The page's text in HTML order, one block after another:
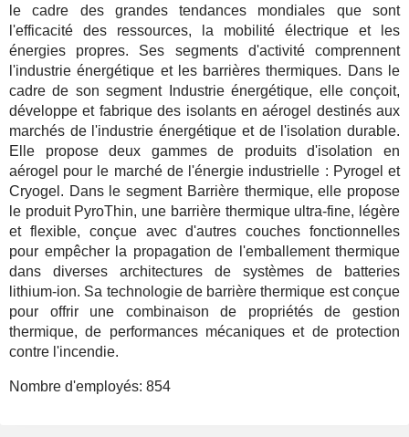
le cadre des grandes tendances mondiales que sont
l'efficacité des ressources, la mobilité électrique et les
énergies propres. Ses segments d'activité comprennent
l'industrie énergétique et les barrières thermiques. Dans le
cadre de son segment Industrie énergétique, elle conçoit,
développe et fabrique des isolants en aérogel destinés aux
marchés de l'industrie énergétique et de l'isolation durable.
Elle propose deux gammes de produits d'isolation en
aérogel pour le marché de l'énergie industrielle : Pyrogel et
Cryogel. Dans le segment Barrière thermique, elle propose
le produit PyroThin, une barrière thermique ultra-fine, légère
et flexible, conçue avec d'autres couches fonctionnelles
pour empêcher la propagation de l'emballement thermique
dans diverses architectures de systèmes de batteries
lithium-ion. Sa technologie de barrière thermique est conçue
pour offrir une combinaison de propriétés de gestion
thermique, de performances mécaniques et de protection
contre l'incendie.
Nombre d'employés: 854